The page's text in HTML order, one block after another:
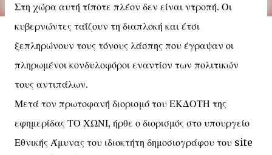
Στη χώρα αυτή τίποτε πλέον δεν είναι ντροπή. Οι
κυβερνώντες ταΐζουν τη διαπλοκή και έτσι
ξεπληρώνουν τους τόνους λάσπης που έγραψαν οι
πληρωμένοι κονδυλοφόροι εναντίον των πολιτικών
τους αντιπάλων.
Μετά τον πρωτοφανή διορισμό του ΕΚΔΟΤΗ της
εφημερίδας ΤΟ ΧΩΝΙ, ήρθε ο διορισμός στο υπουργείο
Εθνικής Άμυνας του ιδιοκτήτη δημοσιογράφου του site